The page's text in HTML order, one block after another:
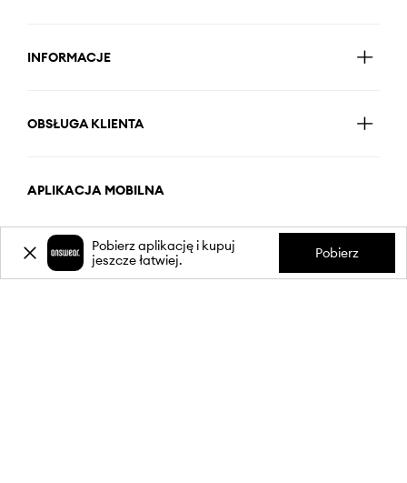
INFORMACJE
OBSŁUGA KLIENTA
APLIKACJA MOBILNA
Pobierz aplikację i kupuj
jeszcze łatwiej.
Pobierz